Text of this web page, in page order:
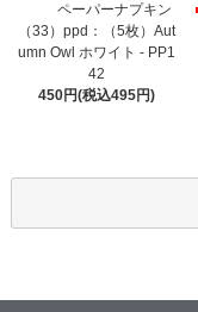
ペーパーナプキン
（33）ppd：（5枚）Aut
umn Owl ホワイト - PP1
42
450円(税込495円)